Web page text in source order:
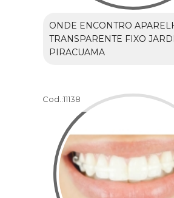
ONDE ENCONTRO
TRANSPARENTE FIXO
PIRACUAMA
Cod.:11138